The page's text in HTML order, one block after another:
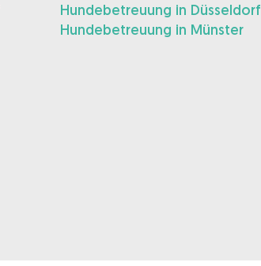
Hundebetreuung in Düsseldorf
Hundebetreuung in Münster